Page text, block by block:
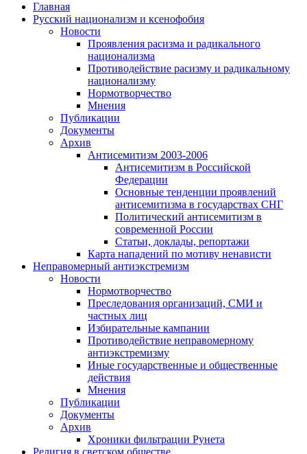
Главная
Русский национализм и ксенофобия
Новости
Проявления расизма и радикального
национализма
Противодействие расизму и радикальному
национализму
Нормотворчество
Мнения
Публикации
Документы
Архив
Антисемитизм 2003-2006
Антисемитизм в Российской
Федерации
Основные тенденции проявлений
антисемитизма в государствах СНГ
Политический антисемитизм в
современной России
Статьи, доклады, репортажи
Карта нападений по мотиву ненависти
Неправомерный антиэкстремизм
Новости
Нормотворчество
Преследования организаций, СМИ и
частных лиц
Избирательные кампании
Противодействие неправомерному
антиэкстремизму
Иные государственные и общественные
действия
Мнения
Публикации
Документы
Архив
Хроники фильтрации Рунета